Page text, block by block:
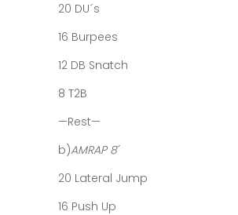
20 DU´s
16 Burpees
12 DB Snatch
8 T2B
—Rest—
b)AMRAP 8´
20 Lateral Jump
16 Push Up